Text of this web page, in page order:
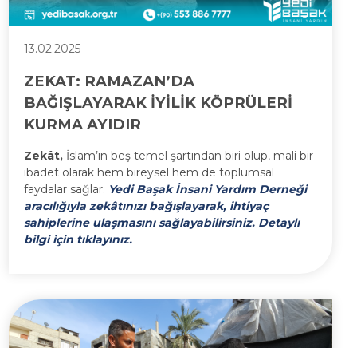
13.02.2025
ZEKAT: RAMAZAN’DA
BAĞIŞLAYARAK İYİLİK KÖPRÜLERİ
KURMA AYIDIR
Zekât, İslam’ın beş temel şartından biri olup, mali bir
ibadet olarak hem bireysel hem de toplumsal
faydalar sağlar. Yedi Başak İnsani Yardım Derneği
aracılığıyla zekâtınızı bağışlayarak, ihtiyaç
sahiplerine ulaşmasını sağlayabilirsiniz. Detaylı
bilgi için tıklayınız.